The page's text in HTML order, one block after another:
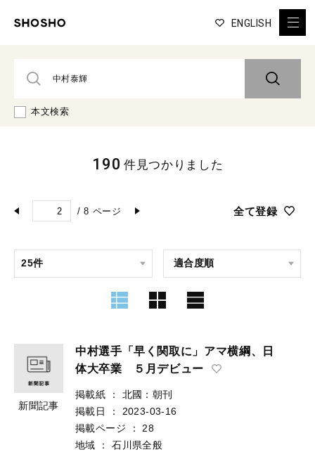
ENGLISH
本文検索
/ 8 ページ 全て登録
190 件見つかりました
新聞記事
中村選手「早く関取に」アマ横綱、日
体大卒業 ５月デビュー
掲載紙 ：
北國：朝刊
掲載日
：
2023-03-16
掲載ページ
：
28
地域
：
石川県全般